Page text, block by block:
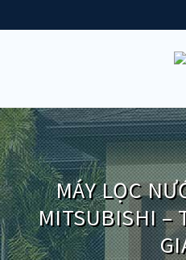
MÁY LỌC
MITSUBISHI –